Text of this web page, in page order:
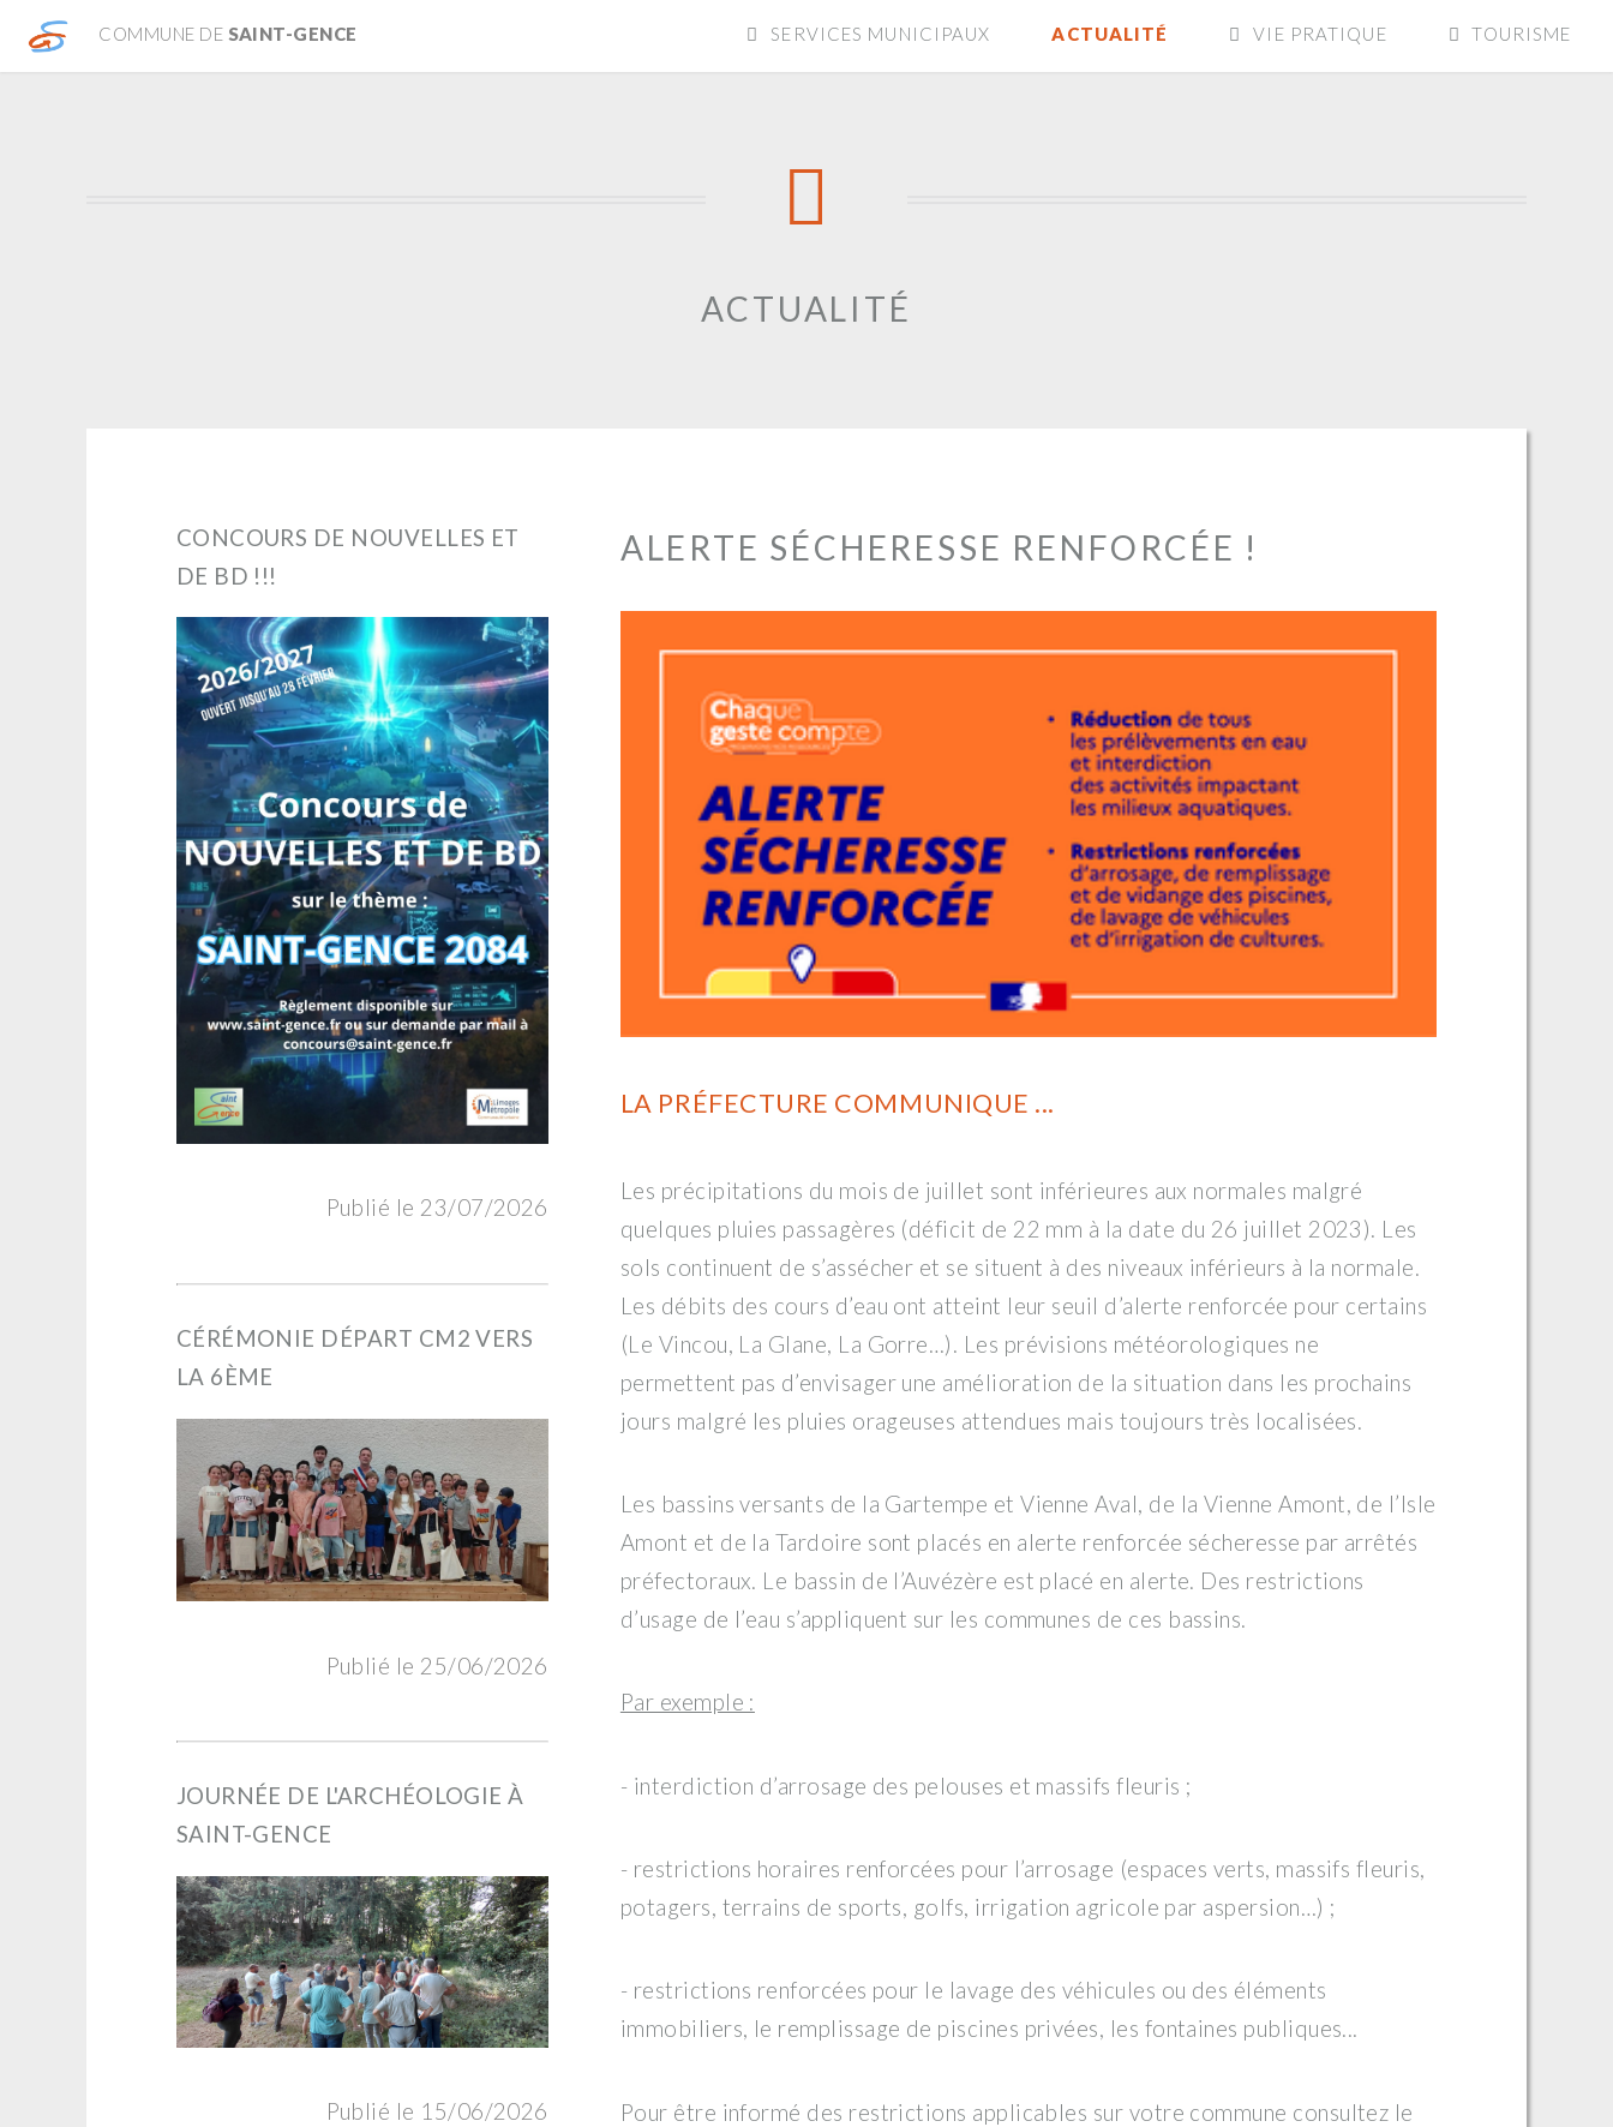
COMMUNE DE SAINT-GENCE SERVICES MUNICIPAUX ACTUALITÉ VIE PRATIQUE TOURISME
ACTUALITÉ
CONCOURS DE NOUVELLES ET
DE BD !!!
Publié le 23/07/2026
CÉRÉMONIE DÉPART CM2 VERS
LA 6ÈME
Publié le 25/06/2026
JOURNÉE DE L'ARCHÉOLOGIE À
SAINT-GENCE
Publié le 15/06/2026
ALERTE SÉCHERESSE RENFORCÉE !
LA PRÉFECTURE COMMUNIQUE ...
Les précipitations du mois de juillet sont inférieures aux normales malgré
quelques pluies passagères (déficit de 22 mm à la date du 26 juillet 2023). Les
sols continuent de s’assécher et se situent à des niveaux inférieurs à la normale.
Les débits des cours d’eau ont atteint leur seuil d’alerte renforcée pour certains
(Le Vincou, La Glane, La Gorre…). Les prévisions météorologiques ne
permettent pas d’envisager une amélioration de la situation dans les prochains
jours malgré les pluies orageuses attendues mais toujours très localisées.
Les bassins versants de la Gartempe et Vienne Aval, de la Vienne Amont, de l’Isle
Amont et de la Tardoire sont placés en alerte renforcée sécheresse par arrêtés
préfectoraux. Le bassin de l’Auvézère est placé en alerte. Des restrictions
d’usage de l’eau s’appliquent sur les communes de ces bassins.
Par exemple :
- interdiction d’arrosage des pelouses et massifs fleuris ;
- restrictions horaires renforcées pour l’arrosage (espaces verts, massifs fleuris,
potagers, terrains de sports, golfs, irrigation agricole par aspersion…) ;
- restrictions renforcées pour le lavage des véhicules ou des éléments
immobiliers, le remplissage de piscines privées, les fontaines publiques...
Pour être informé des restrictions applicables sur votre commune consultez le